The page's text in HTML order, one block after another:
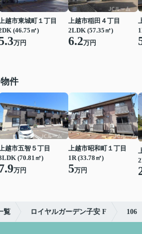
越市東城町１丁目
(46.75㎡)
万円
上越市稲田４丁目
2LDK (57.35㎡)
6.2万円
件
上越市五智５丁目
(70.81㎡)
万円
上越市昭和町１丁目
1R (33.78㎡)
5万円
覧 ロイヤルガーデン子安 F 106